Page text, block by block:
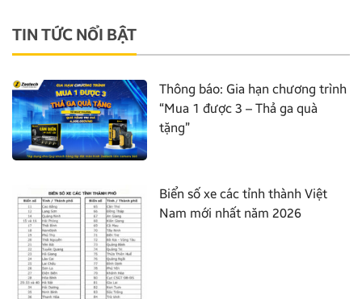
TIN TỨC NỔI BẬT
Thông báo: Gia hạn chương trình
“Mua 1 được 3 – Thả ga quà
tặng”
Biển số xe các tỉnh thành Việt
Nam mới nhất năm 2026